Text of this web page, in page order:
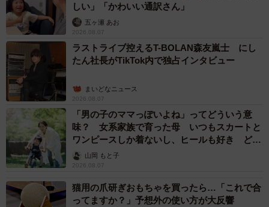
しい」「かわいい通訳さん」
五ヶ瀬 あお
2026.08.07
ラストライブ控えるT-BOLAN森友嵐士 にし
たん社長がTikTok内で独占インタビュー
まいどなニュース
2026.08.07
「男の子のママっぽいよね」ってどういう意
味？ 女系家族で育った母 いつもスカートと
ワンピースしか着ないし、ヒールも好き どの
へんが…
山岡 もと子
2026.08.07
猫用の爪研ぎおもちゃを買ったら…「これで合
ってますか？」予想外の使い方が大反響